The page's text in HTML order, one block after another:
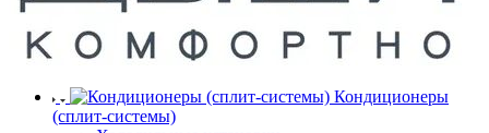
Кондиционеры
(сплит-системы)